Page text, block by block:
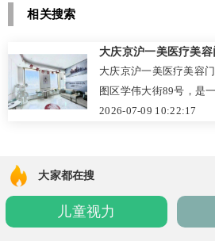
相关搜索
大庆京沪一美医疗美
大庆京沪一美医疗美容
图区学伟大街89号，是
米、配备20多位医护人
龙等经验丰富的医生团
案与术后护理，口碑良
2026-07-09 10:22:17
大家都在搜
儿童视力